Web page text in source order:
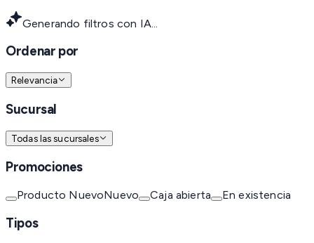
Generando filtros con IA...
Ordenar por
Relevancia
Sucursal
Todas las sucursales
Promociones
Producto NuevoNuevo Caja abierta En existencia
Tipos